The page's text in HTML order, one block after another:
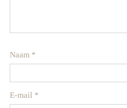
Naam *
E-mail *